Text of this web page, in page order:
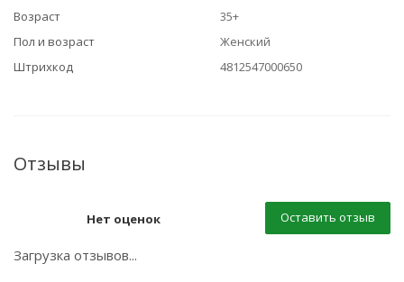
Возраст
35+
Пол и возраст
Женский
Штрихкод
4812547000650
Отзывы
Нет оценок Оставить отзыв
Загрузка отзывов...